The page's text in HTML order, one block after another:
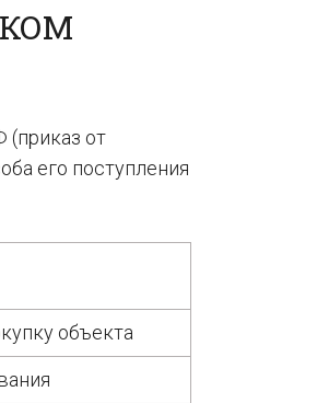
от
его поступления
объекта